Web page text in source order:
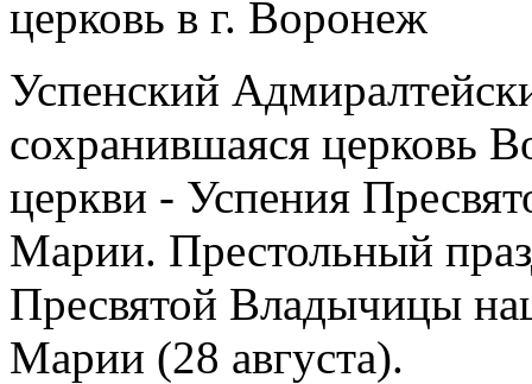
Успенский
сохранившаяся церковь
церкви - Успения
Марии. Престольный
Пресвятой Владычицы
Марии (28 августа).